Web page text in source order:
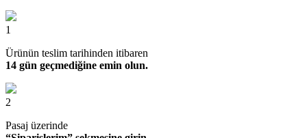
1
Ürünün teslim tarihinden itibaren
14 gün geçmediğine emin olun.
2
Pasaj üzerinde